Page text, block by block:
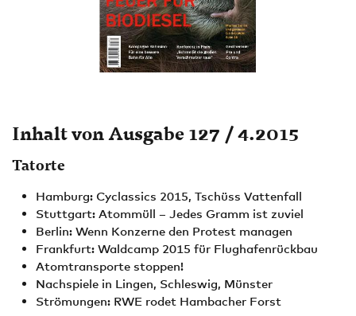
Inhalt von Ausgabe 127 / 4.2015
Tatorte
Hamburg: Cyclassics 2015, Tschüss Vattenfall
Stuttgart: Atommüll – Jedes Gramm ist zuviel
Berlin: Wenn Konzerne den Protest managen
Frankfurt: Waldcamp 2015 für Flughafenrückbau
Atomtransporte stoppen!
Nachspiele in Lingen, Schleswig, Münster
Strömungen: RWE rodet Hambacher Forst